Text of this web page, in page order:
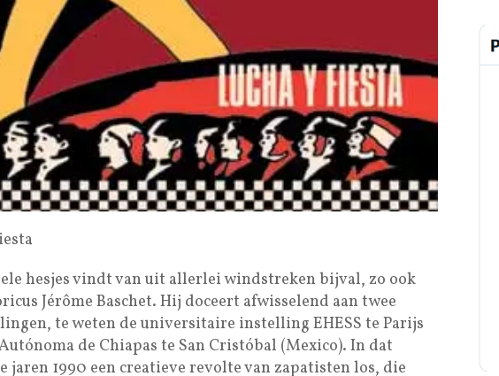
hesjes vindt van uit allerlei windstreken bijval, zo ook
Jérôme Baschet. Hij doceert afwisselend aan twee
te weten de universitaire instelling EHESS te Parijs
de Chiapas te San Cristóbal (Mexico). In dat
jaren 1990 een creatieve revolte van zapatisten los, die